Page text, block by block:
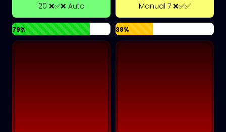
20 ❌✅❌ Auto
79%
Manual 7 ❌✅✅
38%